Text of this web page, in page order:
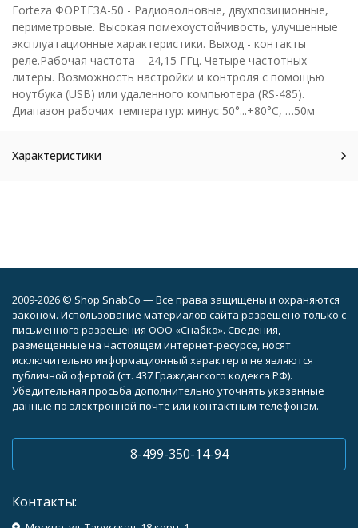
Forteza ФОРТЕЗА-50 - Радиоволновые, двухпозиционные,
периметровые. Высокая помехоустойчивость, улучшенные
эксплуатационные характеристики. Выход - контакты
реле.Рабочая частота – 24,15 ГГц. Четыре частотных
литеры. Возможность настройки и контроля с помощью
ноутбука (USB) или удаленного компьютера (RS-485).
Диапазон рабочих температур: минус 50°...+80°С, …50м
Характеристики
2009-2026 © Shop SnabCo — Все права защищены и охраняются
законом. Использование материалов сайта разрешено только с
письменного разрешения ООО «Снабко». Сведения,
размещенные на настоящем интернет-ресурсе, носят
исключительно информационный характер и не являются
публичной офертой (ст. 437 Гражданского кодекса РФ).
Убедительная просьба дополнительно уточнять указанные
данные по электронной почте или контактным телефонам.
8-499-350-14-94
Контакты: